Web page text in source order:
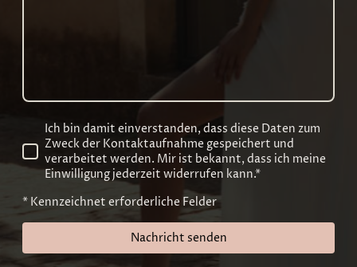
Ich bin damit einverstanden, dass diese Daten zum
Zweck der Kontaktaufnahme gespeichert und
verarbeitet werden. Mir ist bekannt, dass ich meine
Einwilligung jederzeit widerrufen kann.*
* Kennzeichnet erforderliche Felder
Nachricht senden